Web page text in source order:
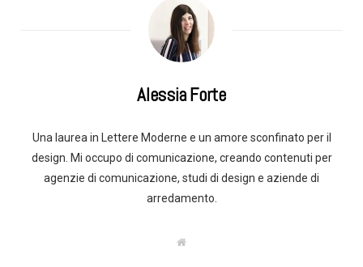
Alessia Forte
Una laurea in Lettere Moderne e un amore sconfinato per il
design. Mi occupo di comunicazione, creando contenuti per
agenzie di comunicazione, studi di design e aziende di
arredamento.
W